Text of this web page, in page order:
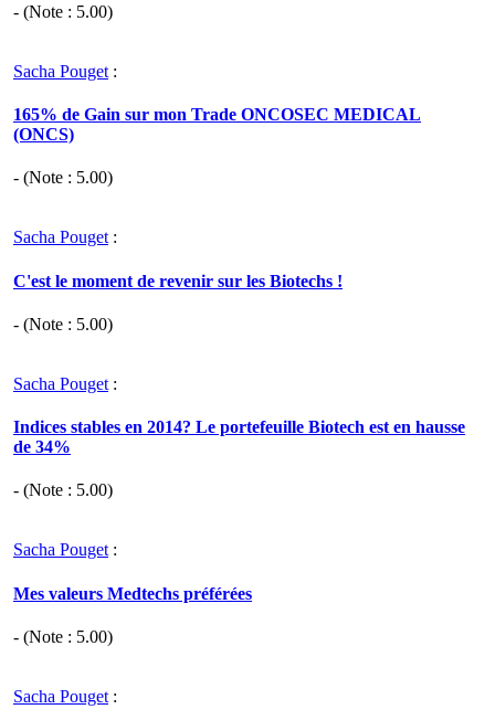
- (Note : 5.00)
Sacha Pouget :
165% de Gain sur mon Trade ONCOSEC MEDICAL
(ONCS)
- (Note : 5.00)
Sacha Pouget :
C'est le moment de revenir sur les Biotechs !
- (Note : 5.00)
Sacha Pouget :
Indices stables en 2014? Le portefeuille Biotech est en hausse
de 34%
- (Note : 5.00)
Sacha Pouget:
Mes valeurs Medtechs préférées
- (Note : 5.00)
Sacha Pouget :